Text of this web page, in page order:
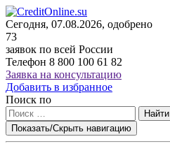
Сегодня, 07.08.2026, одобрено
73
заявок по всей России
Телефон 8 800 100 61 82
Заявка на консультацию
Добавить в избранное
Поиск по
Найти
Показать/Скрыть навигацию